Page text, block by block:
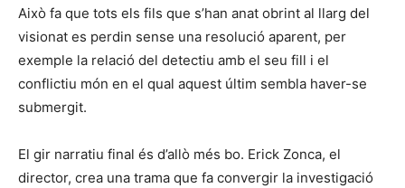
Això fa que tots els fils que s’han anat obrint al llarg del
visionat es perdin sense una resolució aparent, per
exemple la relació del detectiu amb el seu fill i el
conflictiu món en el qual aquest últim sembla haver-se
submergit.
El gir narratiu final és d’allò més bo. Erick Zonca, el
director, crea una trama que fa convergir la investigació